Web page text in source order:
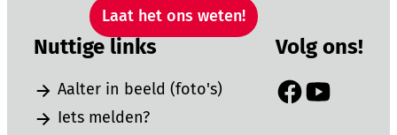
Laat het ons weten!
Nuttige links
Aalter in beeld (foto's)
Iets melden?
Volg ons!
Facebook
YouTube